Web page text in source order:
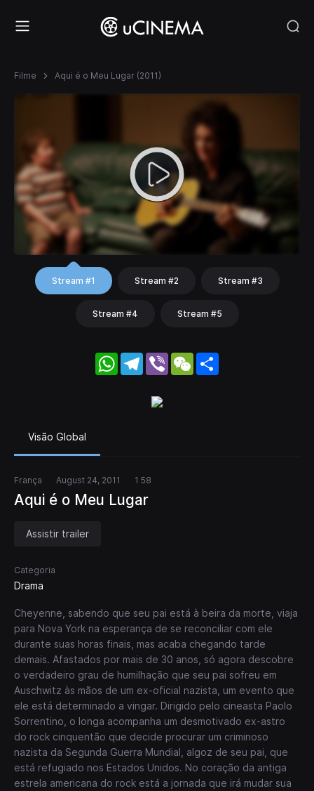
Filme Aqui é o Meu Lugar (2011)
Stream #1 Stream #2 Stream #3
Stream #4 Stream #5
WhatsApp
Telegram
Viber WeChat
Visão Global
França August 24, 2011 1 58
Aqui é o Meu Lugar
Assistir trailer
Categoria
Drama
Cheyenne, sabendo que seu pai está à beira da morte, viaja
para Nova York na esperança de se reconciliar com ele
durante suas horas finais, mas acaba chegando tarde
demais. Afastados por mais de 30 anos, só agora descobre
o verdadeiro grau de humilhação que seu pai sofreu em
Auschwitz às mãos de um ex-oficial nazista, um evento que
ele está determinado a vingar. Dirigido pelo cineasta Paolo
Sorrentino, o longa acompanha um desmotivado ex-astro
do rock cinquentão que decide procurar um criminoso
nazista da Segunda Guerra Mundial, algoz de seu pai, que
está refugiado nos Estados Unidos. No coração da antiga
estrela americana do rock está a jornada que irá mudar sua